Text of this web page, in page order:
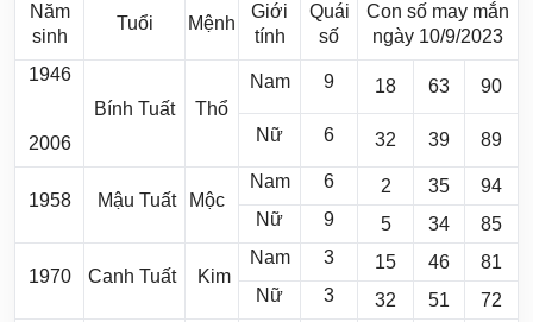
Năm
sinh
Tuổi Mệnh
Giới
tính
Quái
số
Con số may mắn
ngày 10/9/2023
1946
2006
Bính Tuất Thổ
Nam 9 18 63 90
Nữ 6 32 39 89
1958 Mậu Tuất Mộc
Nam 6 2 35
94
Nữ
9 5 34 85
1970 Canh Tuất Kim
Nam 3 15 46
81
Nữ
3 32 51 72